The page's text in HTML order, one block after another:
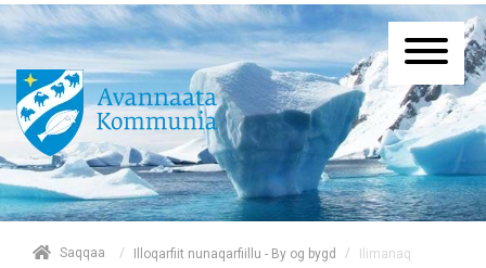
Saqqaa / Illoqarfiit nunaqarfiillu - By og bygd / Ilimanaq